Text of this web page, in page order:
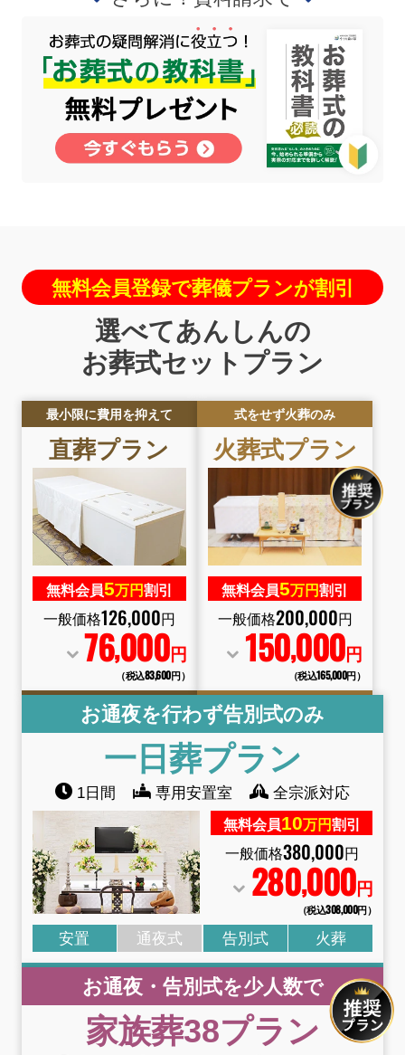
無料会員登録で葬儀プランが割引
選べてあんしんの
お葬式セットプラン
最小限に費用を抑えて
直葬プラン
無料会員5万円割引
一般価格126,000円
76,000円
（税込83,600円）
式をせず火葬のみ
火葬式プラン
無料会員5万円割引
一般価格200,000円
150,000円
（税込165,000円）
お通夜を行わず告別式のみ
一日葬プラン
1日間 専用安置室 全宗派対応
無料会員10万円割引
一般価格380,000円
280,000円
（税込308,000円）
安置 通夜式 告別式 火葬
お通夜・告別式を少人数で
家族葬38プラン